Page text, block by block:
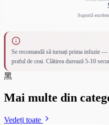
Suportă
Se recomandă să turnați prima infuzie —
praful de ceai. Clătirea durează 5-10
黑
Mai multe din
Vedeți toate